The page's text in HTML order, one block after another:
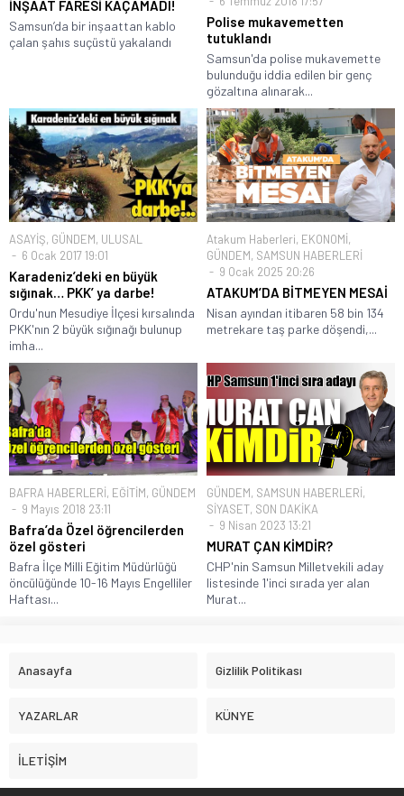
İNŞAAT FARESİ KAÇAMADI!
Samsun’da bir inşaattan kablo
çalan şahıs suçüstü yakalandı
Polise mukavemetten
tutuklandı
Samsun'da polise mukavemette
bulunduğu iddia edilen bir genç
gözaltına alınarak...
ASAYİŞ, GÜNDEM, ULUSAL
6 Ocak 2017 19:01
Karadeniz’deki en büyük
sığınak… PKK’ ya darbe!
Ordu'nun Mesudiye İlçesi kırsalında
PKK'nın 2 büyük sığınağı bulunup
imha...
Atakum Haberleri, EKONOMİ,
GÜNDEM, SAMSUN HABERLERİ
9 Ocak 2025 20:26
ATAKUM’DA BİTMEYEN MESAİ
Nisan ayından itibaren 58 bin 134
metrekare taş parke döşendi,...
BAFRA HABERLERİ, EĞİTİM, GÜNDEM
9 Mayıs 2018 23:11
Bafra’da Özel öğrencilerden
özel gösteri
Bafra İlçe Milli Eğitim Müdürlüğü
öncülüğünde 10-16 Mayıs Engelliler
Haftası...
GÜNDEM, SAMSUN HABERLERİ,
SİYASET, SON DAKİKA
9 Nisan 2023 13:21
MURAT ÇAN KİMDİR?
CHP'nin Samsun Milletvekili aday
listesinde 1'inci sırada yer alan
Murat...
Anasayfa Gizlilik Politikası
YAZARLAR KÜNYE
İLETİŞİM